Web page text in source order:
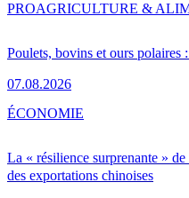
Poulets, bovins et ours polaires
07.08.2026
PROAGRICULTURE &
La « résilience surprenante »
des exportations chinoises
ÉCONOMIE